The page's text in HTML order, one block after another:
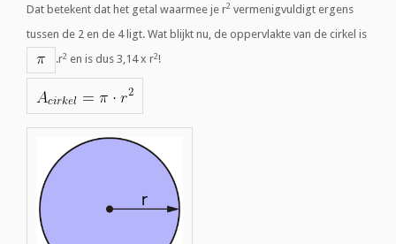
Dat betekent dat het getal waarmee je r2 vermenigvuldigt ergens
tussen de 2 en de 4 ligt. Wat blijkt nu, de oppervlakte van de cirkel is
.r2 en is dus 3,14 x r2!